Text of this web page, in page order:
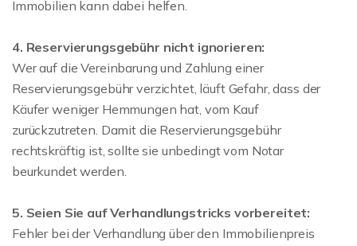
Immobilien kann dabei helfen.
4. Reservierungsgebühr nicht ignorieren:
Wer auf die Vereinbarung und Zahlung einer
Reservierungsgebühr verzichtet, läuft Gefahr, dass der
Käufer weniger Hemmungen hat, vom Kauf
zurückzutreten. Damit die Reservierungsgebühr
rechtskräftig ist, sollte sie unbedingt vom Notar
beurkundet werden.
5. Seien Sie auf Verhandlungstricks vorbereitet:
Fehler bei der Verhandlung über den Immobilienpreis